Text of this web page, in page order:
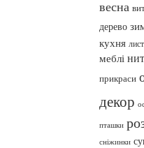
весна
дерево
кухня
меблі
прикраси
декор
пташки
сніжинки